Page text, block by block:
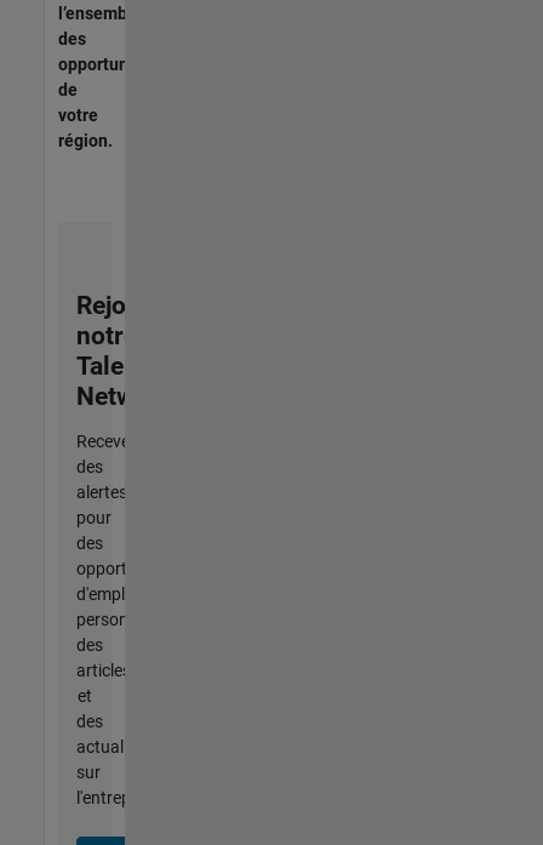
l’ensemble
des
opportunités
de
votre
région.
Rejoignez
notre
Talent
Network
Recevez
des
alertes
pour
des
opportunités
d'emploi
personnalisées,
des
articles
et
des
actualités
sur
l'entreprise.